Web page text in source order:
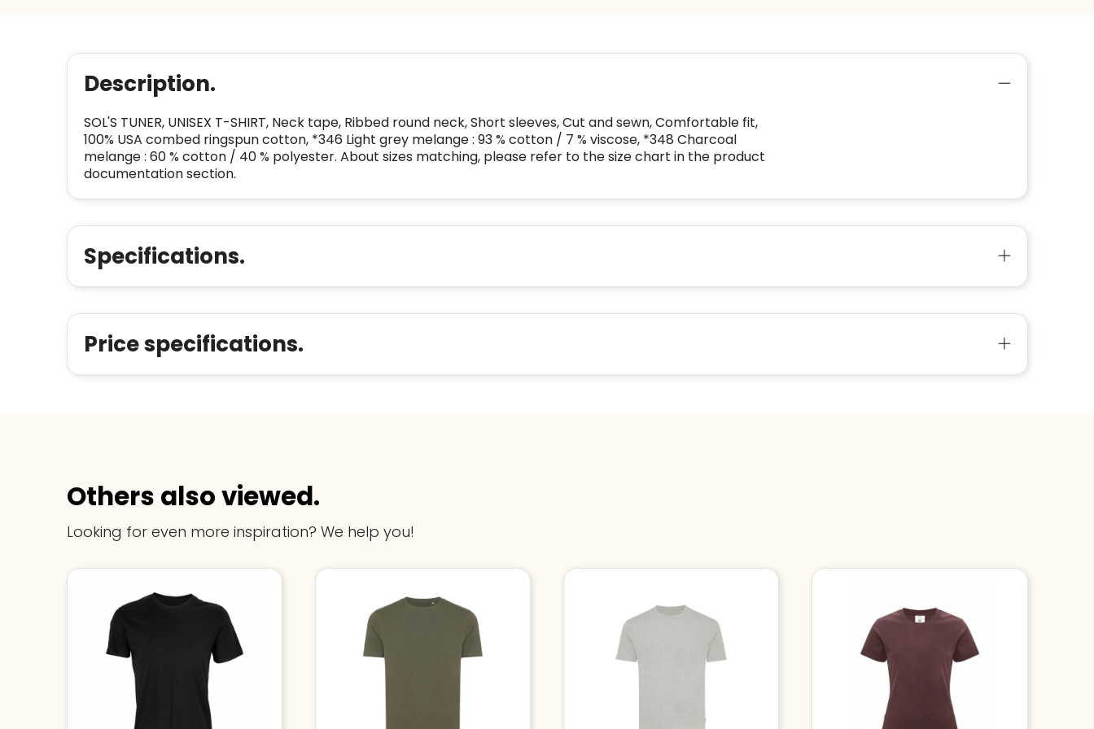
Description.
SOL'S TUNER, UNISEX T-SHIRT, Neck tape, Ribbed round neck, Short sleeves, Cut and sewn, Comfortable fit,
100% USA combed ringspun cotton, *346 Light grey melange : 93 % cotton / 7 % viscose, *348 Charcoal
melange : 60 % cotton / 40 % polyester. About sizes matching, please refer to the size chart in the product
documentation section.
Specifications.
Price specifications.
Others also viewed.
Looking for even more inspiration? We help you!